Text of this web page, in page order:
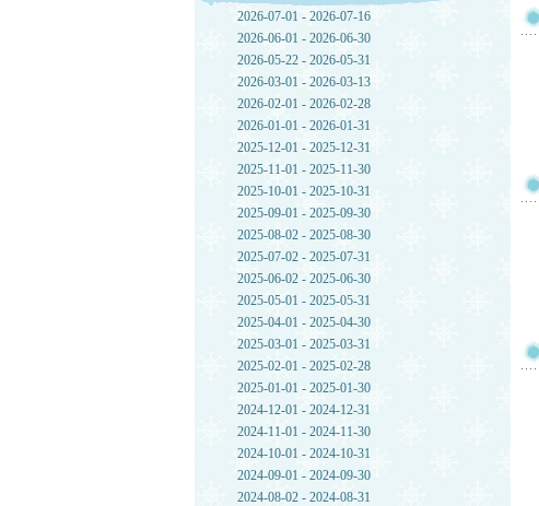
2026-07-01 - 2026-07-16
2026-06-01 - 2026-06-30
2026-05-22 - 2026-05-31
2026-03-01 - 2026-03-13
2026-02-01 - 2026-02-28
2026-01-01 - 2026-01-31
2025-12-01 - 2025-12-31
2025-11-01 - 2025-11-30
2025-10-01 - 2025-10-31
2025-09-01 - 2025-09-30
2025-08-02 - 2025-08-30
2025-07-02 - 2025-07-31
2025-06-02 - 2025-06-30
2025-05-01 - 2025-05-31
2025-04-01 - 2025-04-30
2025-03-01 - 2025-03-31
2025-02-01 - 2025-02-28
2025-01-01 - 2025-01-30
2024-12-01 - 2024-12-31
2024-11-01 - 2024-11-30
2024-10-01 - 2024-10-31
2024-09-01 - 2024-09-30
2024-08-02 - 2024-08-31